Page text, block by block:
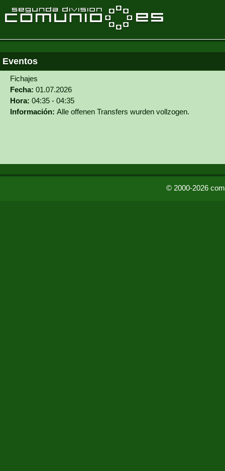
Eventos
Fichajes
Fecha:01.07.2026
Hora:04:35 - 04:35
Información:Alle offenen Transfers wurden vollzogen.
© 2000-2026